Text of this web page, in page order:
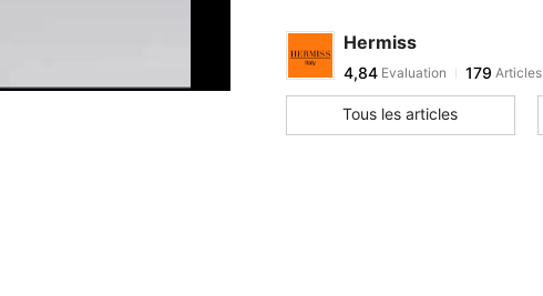
Hermiss
4,84 Evaluation 179 Articles
Tous les articles